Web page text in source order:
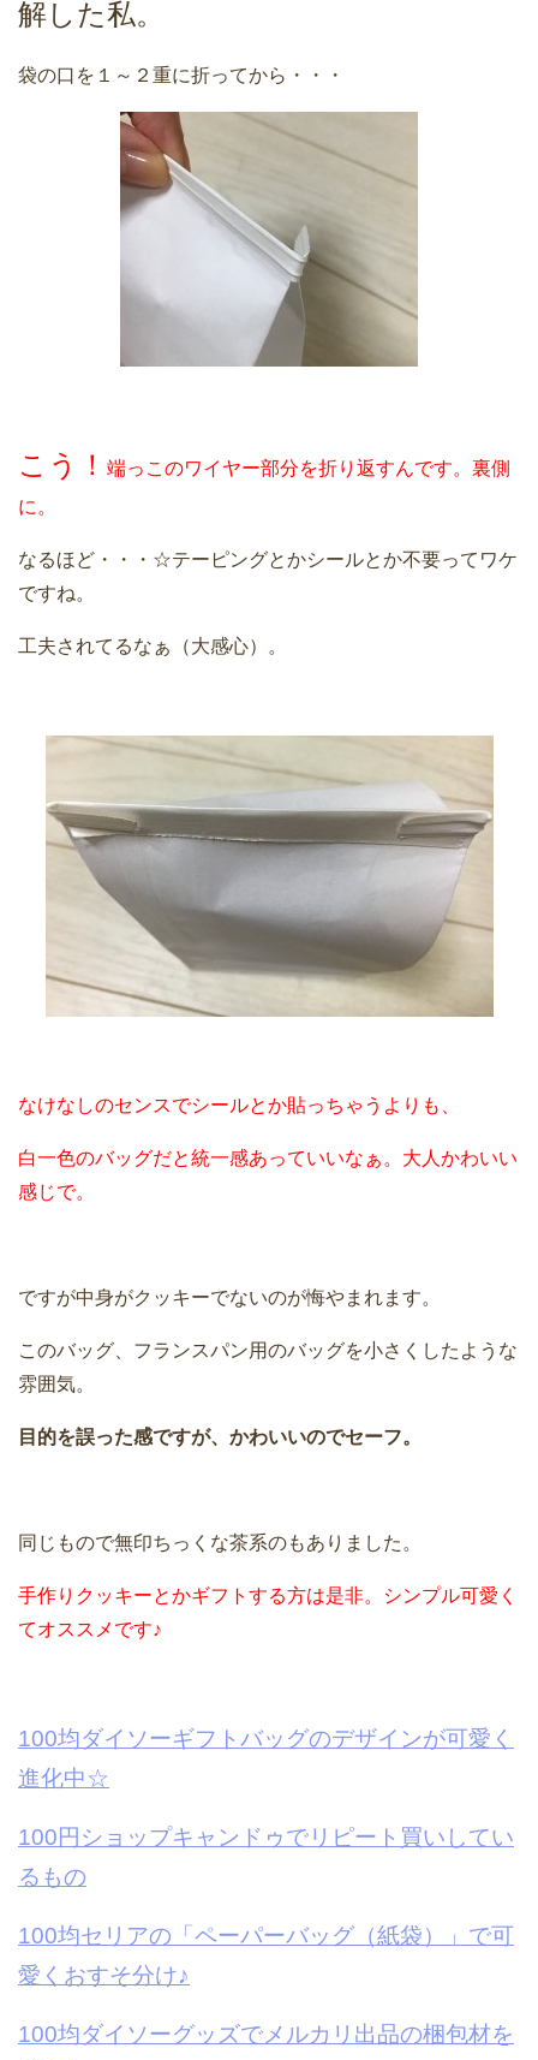
解した私。
袋の口を１～２重に折ってから・・・
こう！ 端っこのワイヤー部分を折り返すんです。裏側
に。
なるほど・・・☆テーピングとかシールとか不要ってワケ
ですね。
工夫されてるなぁ（大感心）。
なけなしのセンスでシールとか貼っちゃうよりも、
白一色のバッグだと統一感あっていいなぁ。大人かわいい
感じで。
ですが中身がクッキーでないのが悔やまれます。
このバッグ、フランスパン用のバッグを小さくしたような
雰囲気。
目的を誤った感ですが、かわいいのでセーフ。
同じもので無印ちっくな茶系のもありました。
手作りクッキーとかギフトする方は是非。シンプル可愛く
てオススメです♪
100均ダイソーギフトバッグのデザインが可愛く
進化中☆
100円ショップキャンドゥでリピート買いしてい
るもの
100均セリアの「ペーパーバッグ（紙袋）」で可
愛くおすそ分け♪
100均ダイソーグッズでメルカリ出品の梱包材を